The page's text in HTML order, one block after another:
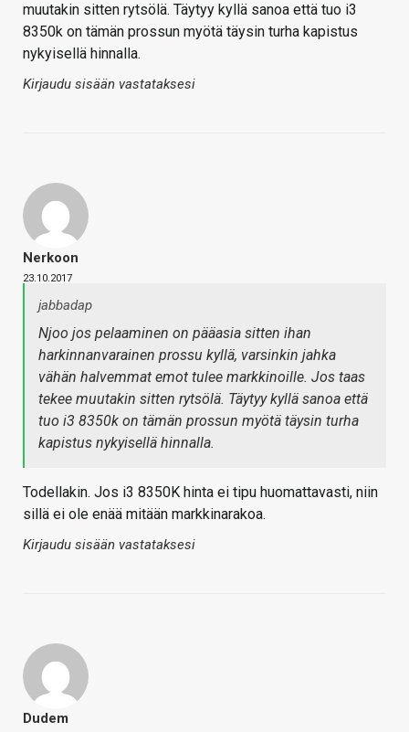
muutakin sitten rytsölä. Täytyy kyllä sanoa että tuo i3
8350k on tämän prossun myötä täysin turha kapistus
nykyisellä hinnalla.
Kirjaudu sisään vastataksesi
Nerkoon
23.10.2017
jabbadap
Njoo jos pelaaminen on pääasia sitten ihan
harkinnanvarainen prossu kyllä, varsinkin jahka
vähän halvemmat emot tulee markkinoille. Jos taas
tekee muutakin sitten rytsölä. Täytyy kyllä sanoa että
tuo i3 8350k on tämän prossun myötä täysin turha
kapistus nykyisellä hinnalla.
Todellakin. Jos i3 8350K hinta ei tipu huomattavasti, niin
sillä ei ole enää mitään markkinarakoa.
Kirjaudu sisään vastataksesi
Dudem